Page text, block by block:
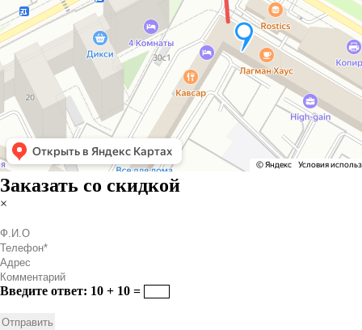
Заказать со скидкой
×
Введите ответ: 10 + 10 =